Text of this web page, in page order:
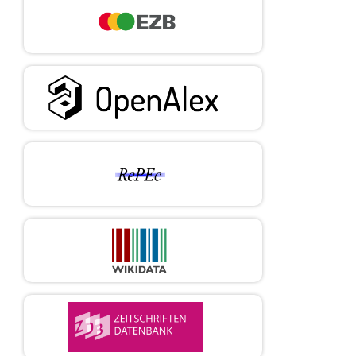
Mucharraz, Y. (February 6, 2020). «How businesses can
brace for catastrophe.»
ab=hero-main-text
Mucharraz, Y. (2021). «The geography of organizational
change: A critical review.»
Geoforum. https://doi.org/10.1016/j.geoforum.2021.03.015
Nakagawa, Y. & Shaw, R. (2004). «Social capital: A missing
International Journal of Mass Emergencies and Disasters, 22
org/10.1017/CBO9781107415324.004
Nava, L., Matsuno, K. & Kohlbacher, F. (2020).
forces.» Academy of Management
Proceedings, 2020 (1).
https://doi.org/10.5465/ambpp.2020.14375abstract
Paton, D. & Johnston, D. (2006). Disaster resilience: An
integrated approach. Charles C.